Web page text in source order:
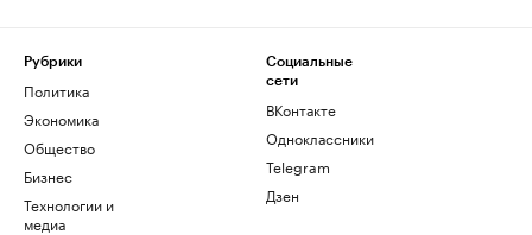
Рубрики
Политика
Экономика
Общество
Бизнес
Технологии и
медиа
Социальные
сети
ВКонтакте
Одноклассники
Telegram
Дзен